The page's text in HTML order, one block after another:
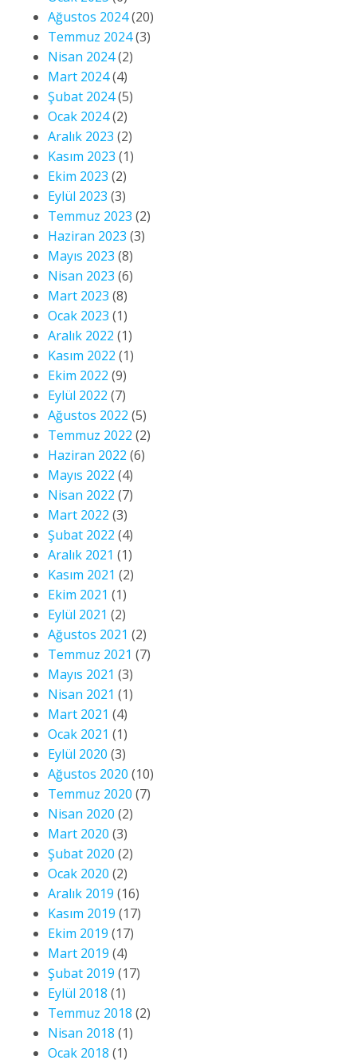
Ağustos 2024(20)
Temmuz 2024(3)
Nisan 2024(2)
Mart 2024(4)
Şubat 2024(5)
Ocak 2024(2)
Aralık 2023 (2)
Kasım 2023 (1)
Ekim 2023 (2)
Eylül 2023 (3)
Temmuz 2023 (2)
Haziran 2023 (3)
Mayıs 2023 (8)
Nisan 2023 (6)
Mart 2023 (8)
Ocak 2023 (1)
Aralık 2022 (1)
Kasım 2022 (1)
Ekim 2022 (9)
Eylül 2022 (7)
Ağustos 2022 (5)
Temmuz 2022 (2)
Haziran 2022 (6)
Mayıs 2022 (4)
Nisan 2022 (7)
Mart 2022 (3)
Şubat 2022 (4)
Aralık 2021 (1)
Kasım 2021 (2)
Ekim 2021 (1)
Eylül 2021 (2)
Ağustos 2021 (2)
Temmuz 2021 (7)
Mayıs 2021 (3)
Nisan 2021 (1)
Mart 2021 (4)
Ocak 2021 (1)
Eylül 2020 (3)
Ağustos 2020 (10)
Temmuz 2020 (7)
Nisan 2020 (2)
Mart 2020 (3)
Şubat 2020 (2)
Ocak 2020 (2)
Aralık 2019 (16)
Kasım 2019 (17)
Ekim 2019 (17)
Mart 2019 (4)
Şubat 2019 (17)
Eylül 2018 (1)
Temmuz 2018 (2)
Nisan 2018 (1)
Ocak 2018 (1)